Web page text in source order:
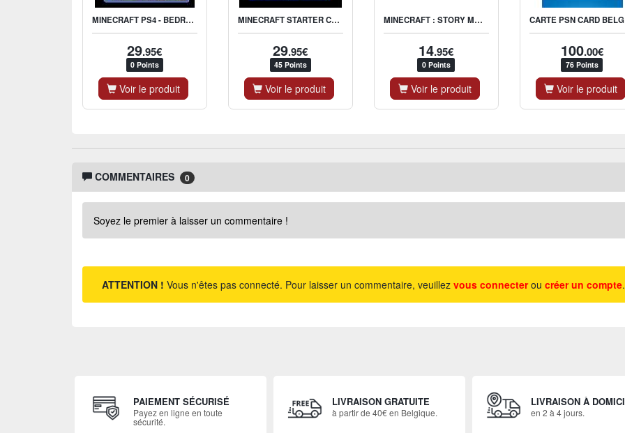
MINECRAFT PS4 - BEDROCK EDITION
29.95€
0 Points
Voir le produit
MINECRAFT STARTER COLLECTION PS4
29.95€
45 Points
Voir le produit
MINECRAFT : STORY MODE
14.95€
0 Points
Voir le produit
100.00€
76 Points
Voir le produit
COMMENTAIRES 0
Soyez le premier à laisser un commentaire !
ATTENTION ! Vous n'êtes pas connecté. Pour laisser un commentaire, veuillez vous connecterou créer un compte.
PAIEMENT SÉCURISÉ
Payez en ligne en toute
sécurité.
LIVRAISON GRATUITE
à partir de 40€ en Belgique.
LIVRAISON À
en 2 à 4 jours.